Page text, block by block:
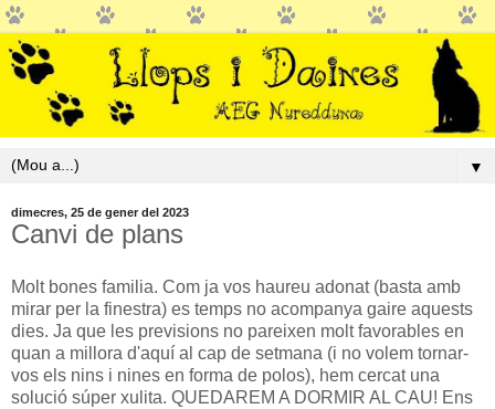
▼
dimecres, 25 de gener del 2023
Canvi de plans
Molt bones familia. Com ja vos haureu adonat (basta amb
mirar per la finestra) es temps no acompanya gaire aquests
dies. Ja que les previsions no pareixen molt favorables en
quan a millora d'aquí al cap de setmana (i no volem tornar-
vos els nins i nines en forma de polos), hem cercat una
solució súper xulita. QUEDAREM A DORMIR AL CAU! Ens